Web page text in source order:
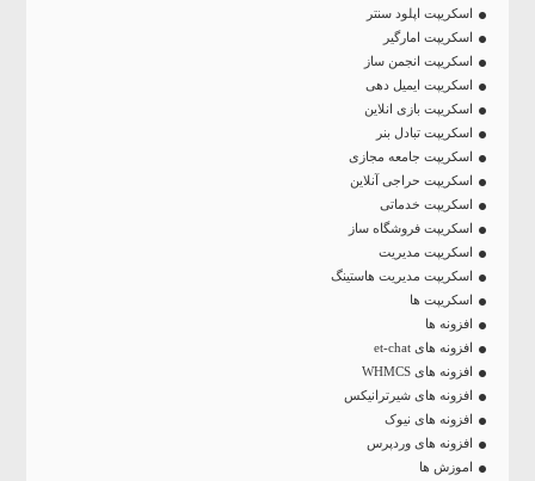
اسکریپت اپلود سنتر
اسکریپت امارگیر
اسکریپت انجمن ساز
اسکریپت ایمیل دهی
اسکریپت بازی انلاین
اسکریپت تبادل بنر
اسکریپت جامعه مجازی
اسکریپت حراجی آنلاین
اسکریپت خدماتی
اسکریپت فروشگاه ساز
اسکریپت مدیریت
اسکریپت مدیریت هاستینگ
اسکریپت ها
افزونه ها
افزونه های et-chat
افزونه های WHMCS
افزونه های شیرترانیکس
افزونه های نیوک
افزونه های وردپرس
اموزش ها